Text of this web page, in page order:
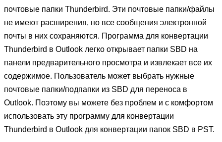
почтовые папки Thunderbird. Эти почтовые папки/файлы
не имеют расширения, но все сообщения электронной
почты в них сохраняются. Программа для конвертации
Thunderbird в Outlook легко открывает папки SBD на
панели предварительного просмотра и извлекает все их
содержимое. Пользователь может выбрать нужные
почтовые папки/подпапки из SBD для переноса в
Outlook. Поэтому вы можете без проблем и с комфортом
использовать эту программу для конвертации
Thunderbird в Outlook для конвертации папок SBD в PST.